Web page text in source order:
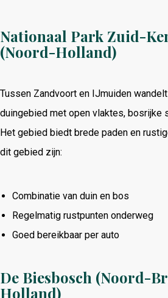
Nationaal Park Zuid-
(Noord-Holland)
Tussen Zandvoort en IJmuiden
duingebied met open vlaktes, bosrijke
Het gebied biedt brede paden en
dit gebied zijn:
Combinatie van duin en bos
Regelmatig rustpunten onderweg
Goed bereikbaar per auto
De Biesbosch (Noord-
Holland)